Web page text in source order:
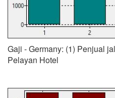
Gaji - Germany: (1) Penjual
Pelayan Hotel